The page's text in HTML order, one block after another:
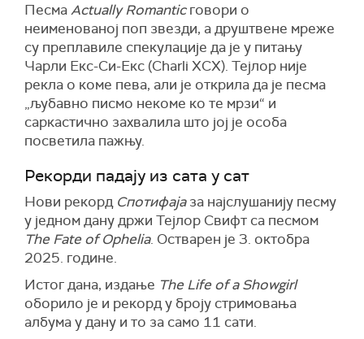
ПесмаActually Romanticговори о
неименованој поп звезди, а друштвене мреже
су преплавиле спекулације да је у питању
Чарли Екс-Си-Екс (Charli XCX). Тејлор није
рекла о коме пева, али је открила да је песма
„љубавно писмо некоме ко те мрзи“ и
саркастично захвалила што јој је особа
посветила пажњу.
Рекорди падају из сата у сат
Нови рекорд Спотифајаза најслушанију песму
у једном дану држи Тејлор Свифт са песмом
The Fate of Ophelia. Остварен је 3. октобра
2025. године.
Истог дана, издање The Life of a Showgirl
оборило је и рекорд у броју стримовања
албума у дану и то за само 11 сати.